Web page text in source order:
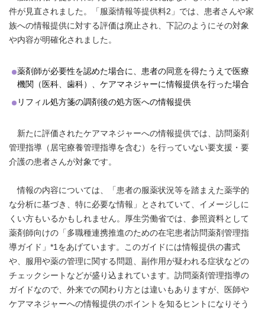
件が見直されました。「服薬情報等提供料2」では、患者さんや家
族への情報提供に対する評価は廃止され、下記のようにその対象
や内容が明確化されました。
薬剤師が必要性を認めた場合に、患者の同意を得たうえで医療
機関（医科、歯科）、ケアマネジャーに情報提供を行った場合
リフィル処方箋の調剤後の処方医への情報提供
新たに評価されたケアマネジャーへの情報提供では、訪問薬剤
管理指導（居宅療養管理指導を含む）を行っていない要支援・要
介護の患者さんが対象です。
情報の内容については、「患者の服薬状況等を踏まえた薬学的
な分析に基づき、特に必要な情報」とされていて、イメージしに
くい方もいるかもしれません。厚生労働省では、参照資料として
薬剤師向けの「多職種連携推進のための在宅患者訪問薬剤管理指
導ガイド」*1をあげています。このガイドには情報提供の書式
や、服用や薬の管理に関する問題、副作用が疑われる症状などの
チェックシートなどが盛り込まれています。訪問薬剤管理指導の
ガイドなので、外来での関わり方とは違いもありますが、医師や
ケアマネジャーへの情報提供のポイントを知るヒントになりそう